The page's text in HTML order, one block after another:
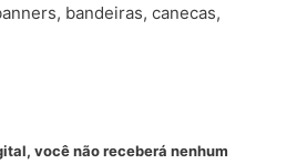
bandeiras, canecas,
você não receberá nenhum